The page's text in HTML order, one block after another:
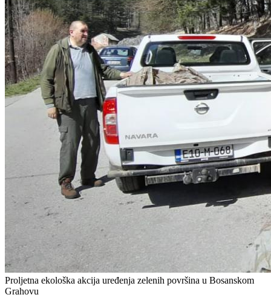
Proljetna ekološka akcija uređenja zelenih površina u Bosanskom
Grahovu